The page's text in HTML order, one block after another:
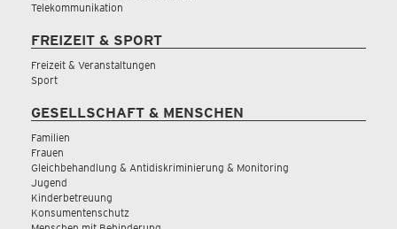
Telekommunikation
FREIZEIT & SPORT
Freizeit & Veranstaltungen
Sport
GESELLSCHAFT & MENSCHEN
Familien
Frauen
Gleichbehandlung & Antidiskriminierung & Monitoring
Jugend
Kinderbetreuung
Konsumentenschutz